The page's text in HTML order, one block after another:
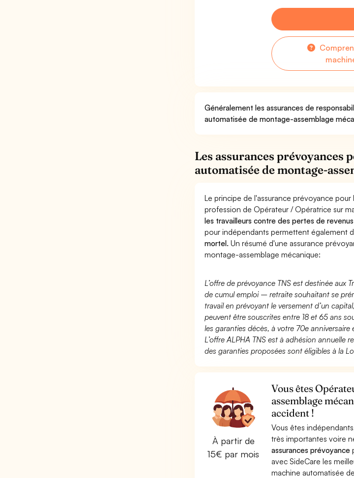
Généralement les assurances de
automatisée de montage-assemblage
Les assurances
automatisée de montage-
Le principe de l'assurance prévoyance
profession de Opérateur / Opératrice sur
les travailleurs contre des pertes de
pour indépendants permettent également
mortel. Un résumé d'une assurance
montage-assemblage mécanique:
L’offre de prévoyance TNS est destinée aux
de cumul emploi – retraite souhaitant se
travail en prévoyant le versement d’un
peuvent être souscrites entre 18 et 65 ans
les garanties décès, à votre 70e
L’offre ALPHA TNS est à adhésion annuelle
des garanties proposées sont éligibles à la
À partir de
15€ par mois
Vous êtes
assemblage
accident !
Vous êtes
très importantes voire
assurances prévoyance
avec SideCare les
machine automatisée